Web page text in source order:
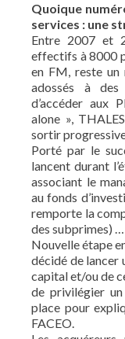
Quoique
services : une
Entre 2007 et
effectifs à 8000
en FM, reste un
adossés à des
d’accéder aux
alone »,
sortir
Porté par le
lancent durant
associant le
au fonds
remporte la
des subprimes) …
Nouvelle étape
décidé de lancer
capital et/ou de
de privilégier
place pour
FACEO.